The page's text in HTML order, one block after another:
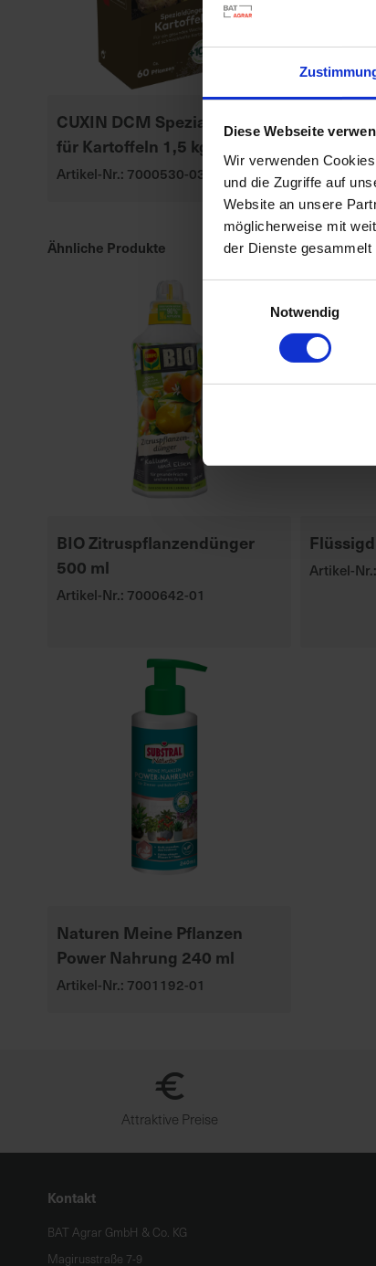
Diese Webseite
Wir verwenden
und die Zugriffe auf
Website an unsere
möglicherweise mit
der Dienste gesammelt
Notwendig
CUXIN DCM Spezialdünger
für Kartoffeln 1,5 kg
Artikel-Nr.: 7000530-03
MANNA
Ähnliche Produkte
BIO Zitruspflanzendünger
500 ml
Artikel-Nr.: 7000642-01
Artikel-
Naturen Meine Pflanzen
Power Nahrung 240 ml
Artikel-Nr.: 7001192-01
Attraktive Preise
Kontakt
BAT Agrar GmbH & Co. KG
Magirusstraße 7-9